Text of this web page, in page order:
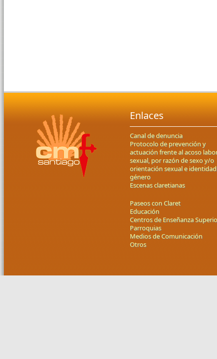
Enlaces
Canal de denuncia
Protocolo de prevención y
actuación frente al acoso
sexual, por razón de sexo y/o
orientación sexual e
género
Escenas claretianas
Paseos con Claret
Educación
Centros de Enseñanza
Parroquias
Medios de Comunicación
Otros